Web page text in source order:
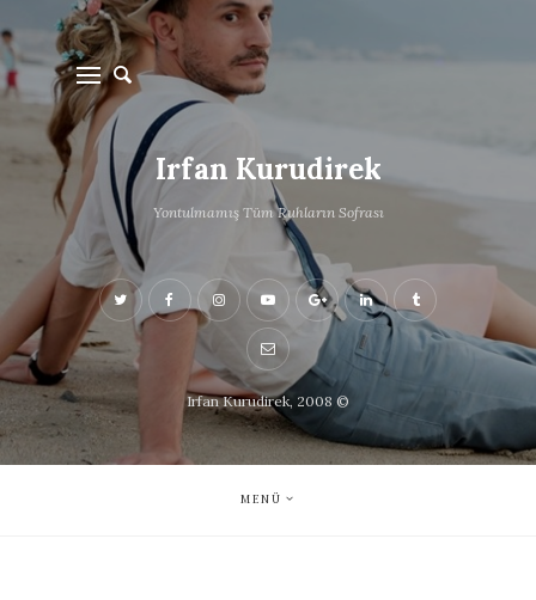
Irfan Kurudirek
Yontulmamış Tüm Ruhların Sofrası
Irfan Kurudirek, 2008 ©
MENÜ